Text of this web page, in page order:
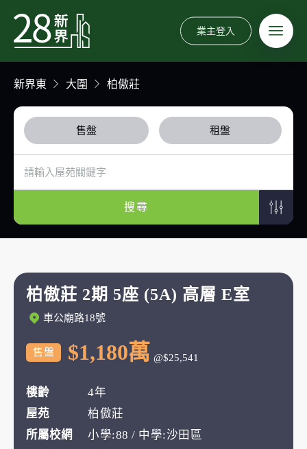
業主登入
新界東 大圍 柏傲莊
售盤 租盤
搜尋
柏傲莊 2期 5座 (5A) 高層 E室
車公廟路18號
售盤 $1,180萬 @$25,541
樓齡
4年
屋苑
柏傲莊
所屬校網
小學:88 / 中學:沙田區